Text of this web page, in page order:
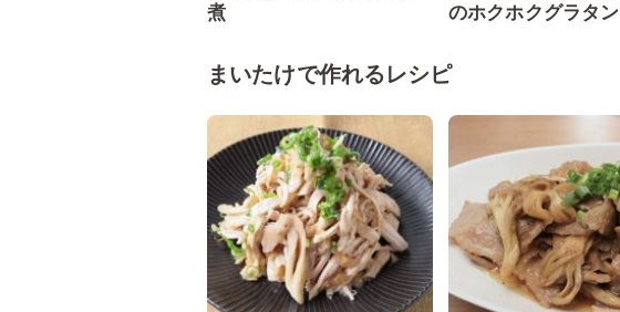
煮
のホクホクグラタン
まいたけで作れるレシピ